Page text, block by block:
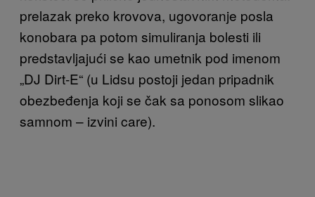
prelazak preko krovova, ugovoranje posla
konobara pa potom simuliranja bolesti ili
predstavljajući se kao umetnik pod imenom
„DJ Dirt-E“ (u Lidsu postoji jedan pripadnik
obezbeđenja koji se čak sa ponosom slikao
samnom – izvini care).